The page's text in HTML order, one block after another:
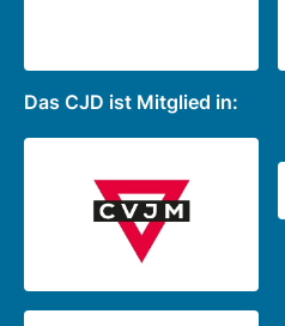
Das CJD ist Mitglied in: